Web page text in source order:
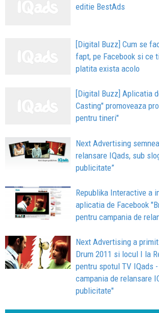
editie BestAds
[Digital Buzz] Cum se
fapt, pe Facebook si ce
platita exista acolo
[Digital Buzz] Aplicatia
Casting" promoveaza
pentru tineri"
Next Advertising
relansare IQads, sub
publicitate”
Republika Interactive a
aplicatia de Facebook
pentru campania de
Next Advertising a
Drum 2011 si locul I la
pentru spotul TV IQads
campania de relansare
publicitate"